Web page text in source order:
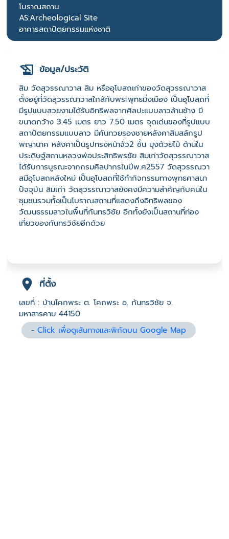
โบราณสถาน
AS:Archeological Site
อาคารสถาปัตยกรรมแห่งชาติ
ข้อมูล/ประวัติ
สิม วัดสุวรรณาวาส สิม หรืออุโบสถเก่าของวัดสุวรรณาวาส
ตั้งอยู่ที่วัดสุวรรณาวาสใกล้กับพระพุทธมิ่งเมือง เป็นอุโบสถที่
มีรูปแบบสวยงามได้รับอิทธิพลจากศิลปะแบบลาวล้านช้าง มี
ขนาดกว้าง 3.45 เมตร ยาว 7.50 เมตร จุดเด่นของที่รูปแบบ
สถาปัตยกรรมแบบลาว มีคันทวยรองชายหลังคาสิมสลักรูป
พญานาค หลังคาเป็นรูปทรงหน้าจั่ว2 ชั้น มุงด้วยไม้ ด้านใน
ประดิษฐ์สถานหลวงพ่อประสิทธิพรชัย สิมเก่าวัดสุวรรณาวาส
ได้รับการบูรณะจากกรมศิลปากรในปีพ.ศ2557 วัดสุวรรณวา
สมีอุโบสถหลังใหม่ เป็นอุโบสถที่ใช้ทำกิจกรรมทางพุทธศาสนา
ปัจจุบัน สิมเก่า วัดสุวรรณาวาสยังคงมีความสำคัญกับคนใน
ชุมชนรวมทั้งเป็นโบราณสถานที่แสดงถึงอิทธิพลของ
วัฒนธรรมลาวในพื้นที่กันทรวิชัย อีกทั้งยังเป็นสถานที่ท่อง
เที่ยวของกันทรวิชัยอีกด้วย
ที่ตั้ง
เลขที่ : บ้านโคกพระ ต. โคกพระ อ. กันทรวิชัย จ.
มหาสารคาม 44150
-Click เพื่อดูเส้นทางและพิกัดบน Google Map